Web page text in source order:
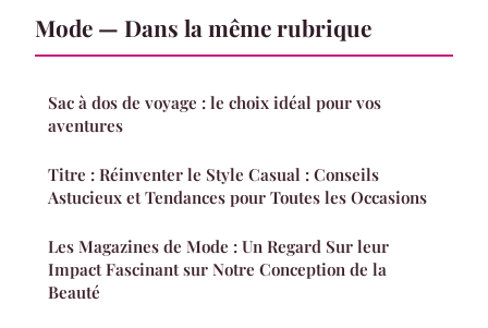
Mode — Dans la même rubrique
Sac à dos de voyage : le choix idéal pour vos
aventures
Titre : Réinventer le Style Casual : Conseils
Astucieux et Tendances pour Toutes les Occasions
Les Magazines de Mode : Un Regard Sur leur
Impact Fascinant sur Notre Conception de la
Beauté